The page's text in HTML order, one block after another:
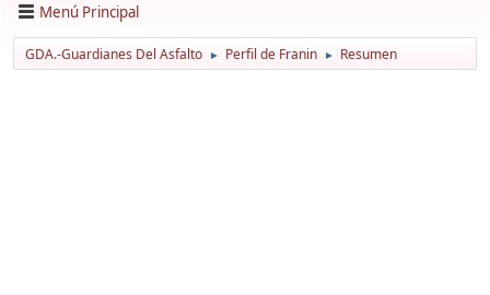
Menú Principal
GDA.-Guardianes Del Asfalto ► Perfil de Franin ► Resumen